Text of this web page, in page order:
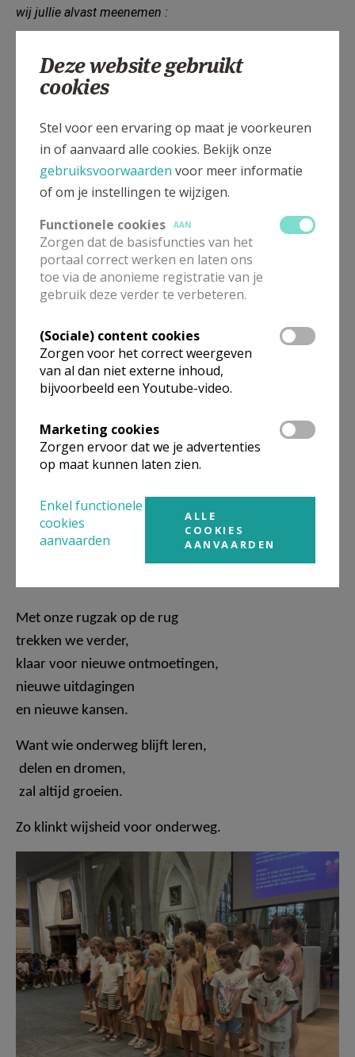
wij jullie alvast meenemen :
Soms zit onze rugzak vol met boeken en spullen,
In onze rugzak dragen we herinneringen:
aan fijne momenten,
aan vrienden die we maakten,
In onze rugzak zitten ook talenten:
dingen die we goed kunnen,
dingen die we graag doen,
Onderweg komen we soms een hobbel tegen.
Dan voelt onze rugzak wat zwaarder.
Er zijn mensen die met ons meegaan:
ouders, familie, vrienden, leerkrachten
Vandaag staan we aan het begin van een nieuwe
weg.
We kijken terug met dankbaarheid
Met onze rugzak op de rug
trekken we verder,
klaar voor nieuwe ontmoetingen,
nieuwe uitdagingen
en nieuwe kansen.
Want wie onderweg blijft leren,
delen en dromen,
zal altijd groeien.
Zo klinkt wijsheid voor onderweg.
F1213u29.jpeg
Deze website gebruikt
cookies
Stel voor een ervaring op maat je voorkeuren
in of aanvaard alle cookies. Bekijk onze
gebruiksvoorwaarden voor meer informatie
of om je instellingen te wijzigen.
Functionele cookies
AAN
Zorgen dat de basisfuncties van het
portaal correct werken en laten ons
toe via de anonieme registratie van je
gebruik deze verder te verbeteren.
(Sociale) content cookies
Zorgen voor het correct weergeven
van al dan niet externe inhoud,
bijvoorbeeld een Youtube-video.
Marketing cookies
Zorgen ervoor dat we je advertenties
op maat kunnen laten zien.
Enkel functionele
cookies
aanvaarden
ALLE
COOKIES
AANVAARDEN